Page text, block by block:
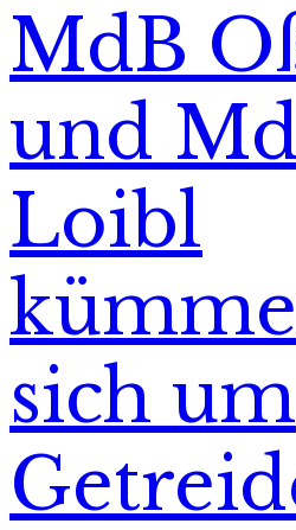
MdB
und
Loibl
sich um